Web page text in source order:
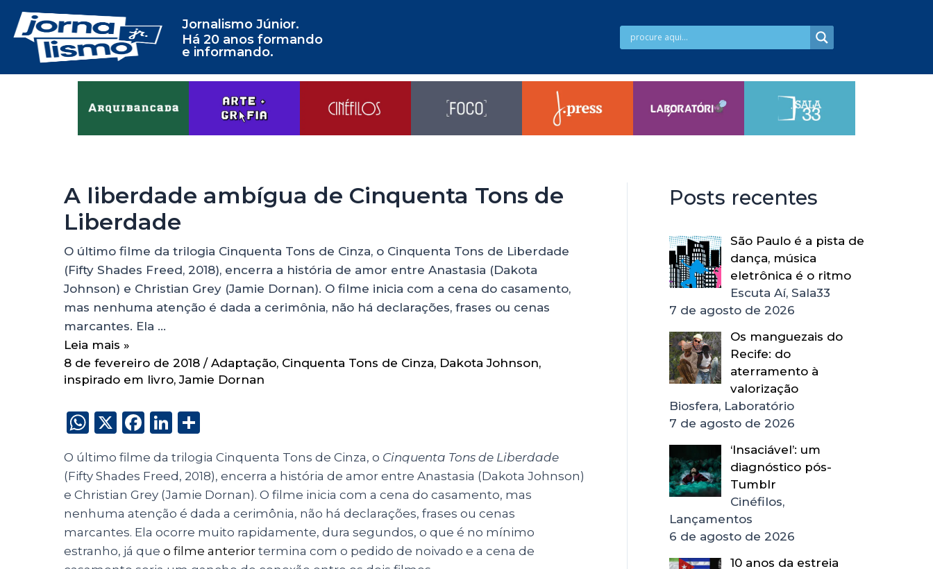
Jornalismo Júnior.
Há 20 anos formando
e informando.
A liberdade ambígua de Cinquenta Tons de
Liberdade
O último filme da trilogia Cinquenta Tons de Cinza, o Cinquenta Tons de Liberdade
(Fifty Shades Freed, 2018), encerra a história de amor entre Anastasia (Dakota
Johnson) e Christian Grey (Jamie Dornan). O filme inicia com a cena do casamento,
mas nenhuma atenção é dada a cerimônia, não há declarações, frases ou cenas
marcantes. Ela …
Leia mais »
8 de fevereiro de 2018 / Adaptação, Cinquenta Tons de Cinza, Dakota Johnson,
inspirado em livro,Jamie Dornan
W
a
ts
A
p
p
X
F
c
e
b
o
o
Li
k
e
dI
n
a
re
O último filme da trilogia Cinquenta Tons de Cinza, o Cinquenta Tons de Liberdade
(Fifty Shades Freed, 2018), encerra a história de amor entre Anastasia (Dakota Johnson)
e Christian Grey (Jamie Dornan). O filme inicia com a cena do casamento, mas
nenhuma atenção é dada a cerimônia, não há declarações, frases ou cenas
marcantes. Ela ocorre muito rapidamente, dura segundos, o que é no mínimo
estranho, já que o filme anterior termina com o pedido de noivado e a cena de
Posts recentes
São Paulo é a pista de
dança, música
eletrônica é o ritmo
Escuta Aí, Sala33
7 de agosto de 2026
Os manguezais do
Recife: do
aterramento à
valorização
Biosfera, Laboratório
7 de agosto de 2026
‘Insaciável’: um
diagnóstico pós-
Tumblr
Cinéfilos,
Lançamentos
6 de agosto de 2026
10 anos da estreia